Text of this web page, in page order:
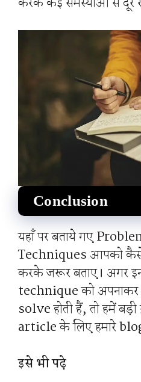
Conclusion
यहाँ पर बताये गए
Techniques आपको
करके जरूर बताए। अगर
technique को
solve होती हैं, तो हमें
article के लिए हमारे
इसे भी पढ़े